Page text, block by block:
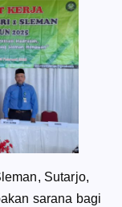
Sutarjo,
sarana bagi